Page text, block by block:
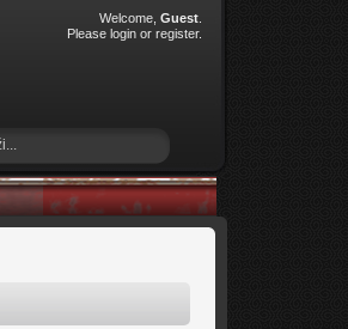
Welcome, Guest
Please login or register.